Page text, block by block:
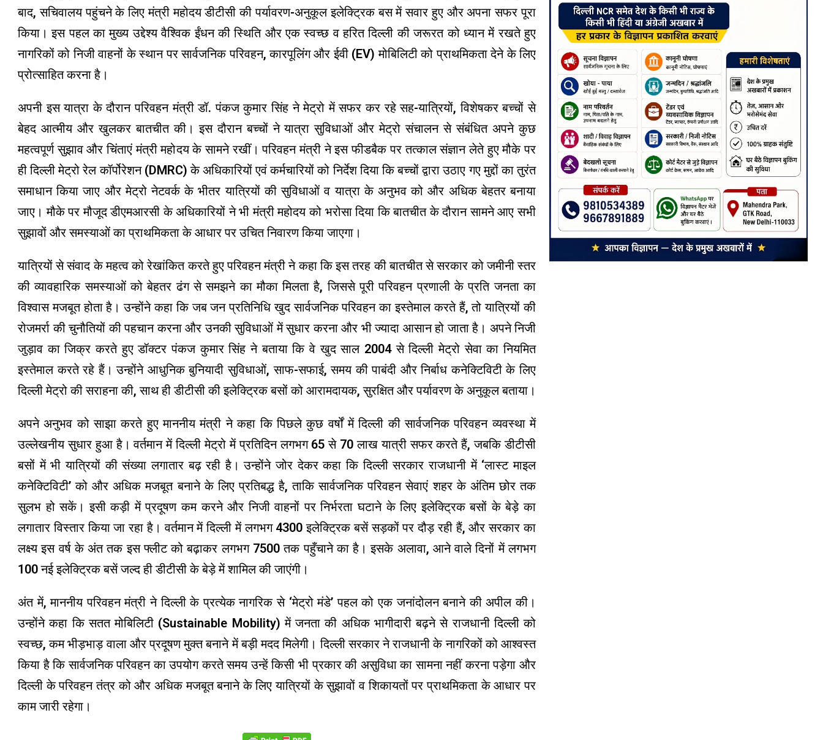
बाद, सचिवालय पहुंचने के लिए मंत्री महोदय डीटीसी की पर्यावरण-अनुकूल इलेक्ट्रिक बस में सवार हुए और अपना सफर पूरा
किया। इस पहल का मुख्य उद्देश्य वैश्विक ईंधन की स्थिति और एक स्वच्छ व हरित दिल्ली की जरूरत को ध्यान में रखते हुए
नागरिकों को निजी वाहनों के स्थान पर सार्वजनिक परिवहन, कारपूलिंग और ईवी (EV) मोबिलिटी को प्राथमिकता देने के लिए
प्रोत्साहित करना है।
अपनी इस यात्रा के दौरान परिवहन मंत्री डॉ. पंकज कुमार सिंह ने मेट्रो में सफर कर रहे सह-यात्रियों, विशेषकर बच्चों से
बेहद आत्मीय और खुलकर बातचीत की। इस दौरान बच्चों ने यात्रा सुविधाओं और मेट्रो संचालन से संबंधित अपने कुछ
महत्वपूर्ण सुझाव और चिंताएं मंत्री महोदय के सामने रखीं। परिवहन मंत्री ने इस फीडबैक पर तत्काल संज्ञान लेते हुए मौके पर
ही दिल्ली मेट्रो रेल कॉर्पोरेशन (DMRC) के अधिकारियों एवं कर्मचारियों को निर्देश दिया कि बच्चों द्वारा उठाए गए मुद्दों का तुरंत
समाधान किया जाए और मेट्रो नेटवर्क के भीतर यात्रियों की सुविधाओं व यात्रा के अनुभव को और अधिक बेहतर बनाया
जाए। मौके पर मौजूद डीएमआरसी के अधिकारियों ने भी मंत्री महोदय को भरोसा दिया कि बातचीत के दौरान सामने आए सभी
सुझावों और समस्याओं का प्राथमिकता के आधार पर उचित निवारण किया जाएगा।
यात्रियों से संवाद के महत्व को रेखांकित करते हुए परिवहन मंत्री ने कहा कि इस तरह की बातचीत से सरकार को जमीनी स्तर
की व्यावहारिक समस्याओं को बेहतर ढंग से समझने का मौका मिलता है, जिससे पूरी परिवहन प्रणाली के प्रति जनता का
विश्वास मजबूत होता है। उन्होंने कहा कि जब जन प्रतिनिधि खुद सार्वजनिक परिवहन का इस्तेमाल करते हैं, तो यात्रियों की
रोजमर्रा की चुनौतियों की पहचान करना और उनकी सुविधाओं में सुधार करना और भी ज्यादा आसान हो जाता है। अपने निजी
जुड़ाव का जिक्र करते हुए डॉक्टर पंकज कुमार सिंह ने बताया कि वे खुद साल 2004 से दिल्ली मेट्रो सेवा का नियमित
इस्तेमाल करते रहे हैं। उन्होंने आधुनिक बुनियादी सुविधाओं, साफ-सफाई, समय की पाबंदी और निर्बाध कनेक्टिविटी के लिए
दिल्ली मेट्रो की सराहना की, साथ ही डीटीसी की इलेक्ट्रिक बसों को आरामदायक, सुरक्षित और पर्यावरण के अनुकूल बताया।
अपने अनुभव को साझा करते हुए माननीय मंत्री ने कहा कि पिछले कुछ वर्षों में दिल्ली की सार्वजनिक परिवहन व्यवस्था में
उल्लेखनीय सुधार हुआ है। वर्तमान में दिल्ली मेट्रो में प्रतिदिन लगभग 65 से 70 लाख यात्री सफर करते हैं, जबकि डीटीसी
बसों में भी यात्रियों की संख्या लगातार बढ़ रही है। उन्होंने जोर देकर कहा कि दिल्ली सरकार राजधानी में ‘लास्ट माइल
कनेक्टिविटी’ को और अधिक मजबूत बनाने के लिए प्रतिबद्ध है, ताकि सार्वजनिक परिवहन सेवाएं शहर के अंतिम छोर तक
सुलभ हो सकें। इसी कड़ी में प्रदूषण कम करने और निजी वाहनों पर निर्भरता घटाने के लिए इलेक्ट्रिक बसों के बेड़े का
लगातार विस्तार किया जा रहा है। वर्तमान में दिल्ली में लगभग 4300 इलेक्ट्रिक बसें सड़कों पर दौड़ रही हैं, और सरकार का
लक्ष्य इस वर्ष के अंत तक इस फ्लीट को बढ़ाकर लगभग 7500 तक पहुँचाने का है। इसके अलावा, आने वाले दिनों में लगभग
100 नई इलेक्ट्रिक बसें जल्द ही डीटीसी के बेड़े में शामिल की जाएंगी।
अंत में, माननीय परिवहन मंत्री ने दिल्ली के प्रत्येक नागरिक से ‘मेट्रो मंडे’ पहल को एक जनांदोलन बनाने की अपील की।
उन्होंने कहा कि सतत मोबिलिटी (Sustainable Mobility) में जनता की अधिक भागीदारी बढ़ने से राजधानी दिल्ली को
स्वच्छ, कम भीड़भाड़ वाला और प्रदूषण मुक्त बनाने में बड़ी मदद मिलेगी। दिल्ली सरकार ने राजधानी के नागरिकों को आश्वस्त
किया है कि सार्वजनिक परिवहन का उपयोग करते समय उन्हें किसी भी प्रकार की असुविधा का सामना नहीं करना पड़ेगा और
दिल्ली के परिवहन तंत्र को और अधिक मजबूत बनाने के लिए यात्रियों के सुझावों व शिकायतों पर प्राथमिकता के आधार पर
काम जारी रहेगा।